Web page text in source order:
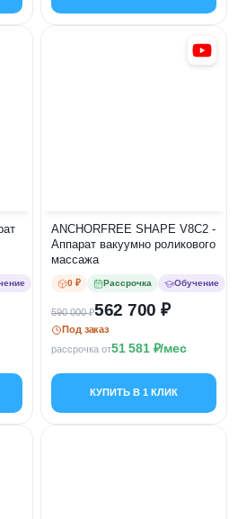
ANCHORFREE SHAPE V8C2 -
Аппарат вакуумно роликового
массажа
0 ₽ Рассрочка Обучение
590 000 562 700
Под заказ
рассрочка от51 581 /мес
КУПИТЬ В 1 КЛИК